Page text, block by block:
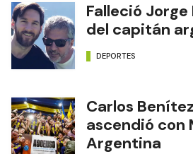
Falleció
del capitán
DEPORTES
Carlos
ascendió con
Argentina